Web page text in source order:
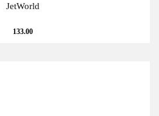
JetWorld
133.00